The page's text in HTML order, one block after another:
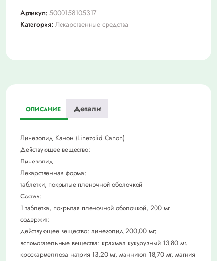
п/
о
Артикул: 5000158105317
Категория: Лекарственные средства
ОПИСАНИЕ Детали
Линезолид Канон (Linezolid Canon)
Действующее вещество:
Линезолид
Лекарственная форма:
таблетки, покрытые пленочной оболочкой
Состав:
1 таблетка, покрытая пленочной оболочкой, 200 мг,
содержит:
действующее вещество: линезолид 200,00 мг;
вспомогательные вещества: крахмал кукурузный 13,80 мг,
кроскармеллоза натрия 13,20 мг, маннитол 18,70 мг, магния